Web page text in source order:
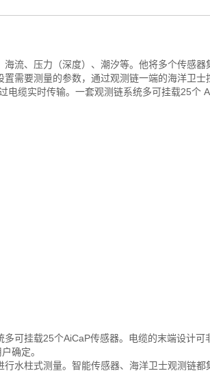
流、压力（深度）、潮汐等。他将多个传感器
需要测量的参数，通过观测链一端的海洋卫士
电缆实时传输。一套观测链系统多可挂载25个
可挂载25个AiCaP传感器。电缆的末端设计可
确定。
水柱式测量。智能传感器、海洋卫士观测链都